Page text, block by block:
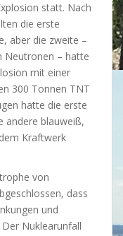
statt. Nach
die erste
aber die zweite –
Neutronen – hatte
mit einer
300 Tonnen TNT
hatte die erste
andere blauweiß,
Kraftwerk
von
dass
und
Nuklearunfall